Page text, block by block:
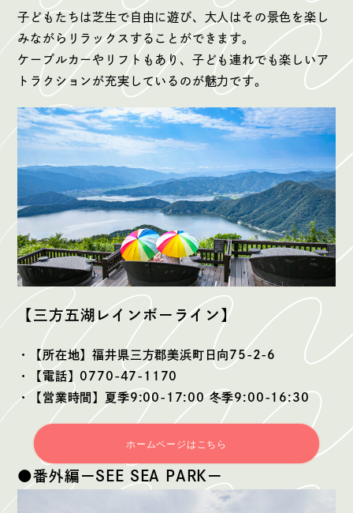
子どもたちは芝生で自由に遊び、大人はその景色を楽し
みながらリラックスすることができます。
ケーブルカーやリフトもあり、子ども連れでも楽しいア
トラクションが充実しているのが魅力です。
【三方五湖レインボーライン】
・【所在地】福井県三方郡美浜町日向75-2-6
・【電話】0770-47-1170
・【営業時間】夏季9:00-17:00 冬季9:00-16:30
ホームページはこちら
●番外編ーSEE SEA PARKー